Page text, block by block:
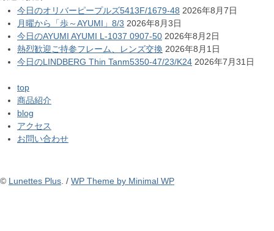
今日のオリバーピープルズ5413F/1679-48 2026年8月7日
月曜から「歩～AYUMI」8/3 2026年8月3日
今日のAYUMI AYUMI L-1037 0907-50 2026年8月2日
熱烈歓迎ご持参フレーム、レンズ交換 2026年8月1日
今日のLINDBERG Thin Tanm5350-47/23/K24 2026年7月31日
top
商品紹介
blog
アクセス
お問い合わせ
© Lunettes Plus . / WP Theme by Minimal WP